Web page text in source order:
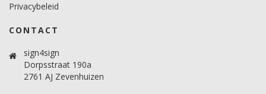
Privacybeleid
CONTACT
sign4sign
Dorpsstraat 190a
2761 AJ Zevenhuizen